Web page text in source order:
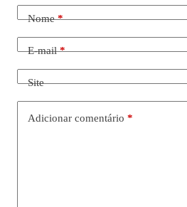
Nome*
E-mail*
Site
Adicionar comentário *